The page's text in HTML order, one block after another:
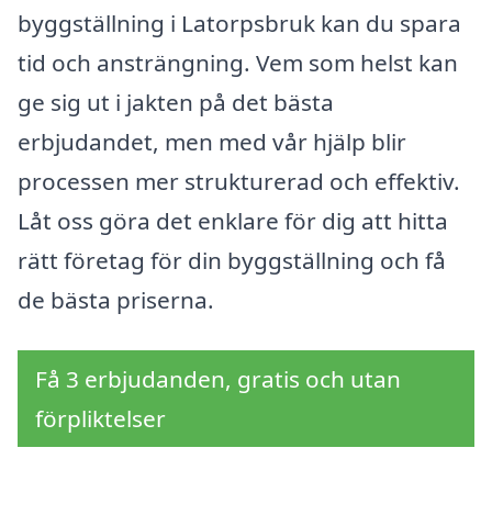
byggställning i Latorpsbruk kan du spara
tid och ansträngning. Vem som helst kan
ge sig ut i jakten på det bästa
erbjudandet, men med vår hjälp blir
processen mer strukturerad och effektiv.
Låt oss göra det enklare för dig att hitta
rätt företag för din byggställning och få
de bästa priserna.
Få 3 erbjudanden, gratis och utan
förpliktelser